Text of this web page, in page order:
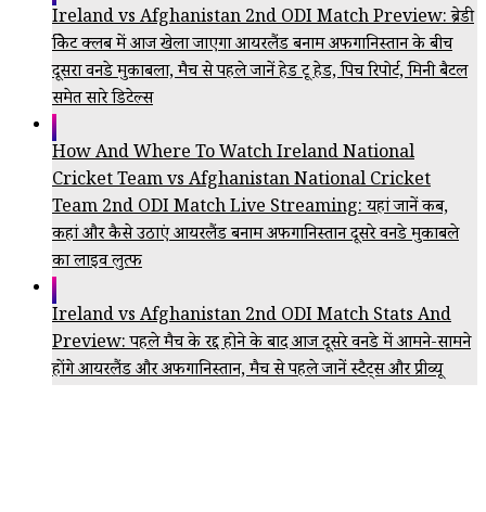
Ireland vs Afghanistan 2nd ODI Match Preview: ब्रेडी
क्रिकेट क्लब में आज खेला जाएगा आयरलैंड बनाम अफगानिस्तान के बीच
दूसरा वनडे मुकाबला, मैच से पहले जानें हेड टू हेड, पिच रिपोर्ट, मिनी बैटल
समेत सारे डिटेल्स
How And Where To Watch Ireland National
Cricket Team vs Afghanistan National Cricket
Team 2nd ODI Match Live Streaming: यहां जानें कब,
कहां और कैसे उठाएं आयरलैंड बनाम अफगानिस्तान दूसरे वनडे मुकाबले
का लाइव लुत्फ
Ireland vs Afghanistan 2nd ODI Match Stats And
Preview: पहले मैच के रद्द होने के बाद आज दूसरे वनडे में आमने-सामने
होंगे आयरलैंड और अफगानिस्तान, मैच से पहले जानें स्टैट्स और प्रीव्यू